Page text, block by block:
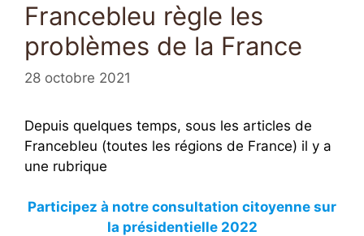
Francebleu règle les
problèmes de la France
28 octobre 2021
Depuis quelques temps, sous les articles de
Francebleu (toutes les régions de France) il y a
une rubrique
Participez à notre consultation citoyenne sur
la présidentielle 2022